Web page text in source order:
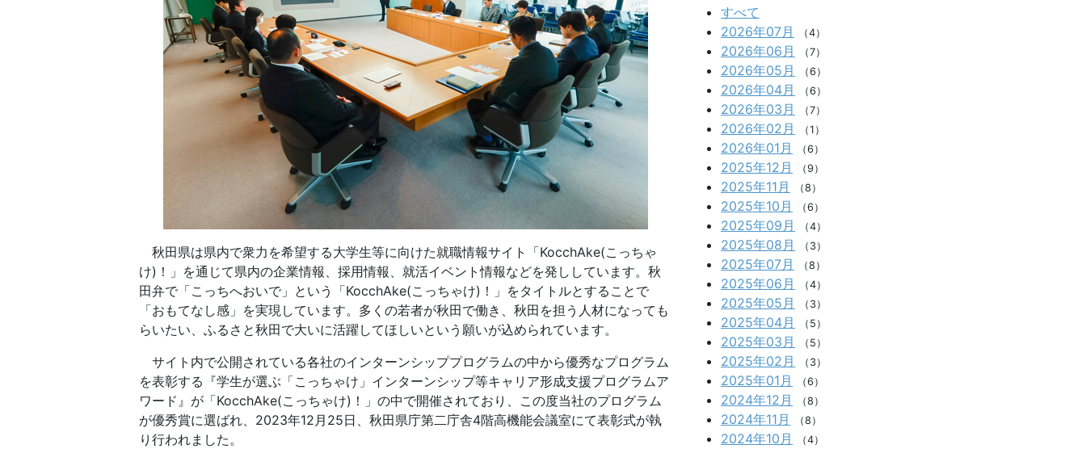
秋田県は県内で衆力を希望する大学生等に向けた就職情報サイト「KocchAke(こっちゃ
け)！」を通じて県内の企業情報、採用情報、就活イベント情報などを発ししています。秋
田弁で「こっちへおいで」という「KocchAke(こっちゃけ)！」をタイトルとすることで
「おもてなし感」を実現しています。多くの若者が秋田で働き、秋田を担う人材になっても
らいたい、ふるさと秋田で大いに活躍してほしいという願いが込められています。
サイト内で公開されている各社のインターンシッププログラムの中から優秀なプログラム
を表彰する『学生が選ぶ「こっちゃけ」インターンシップ等キャリア形成支援プログラムア
ワード』が「KocchAke(こっちゃけ)！」の中で開催されており、この度当社のプログラム
が優秀賞に選ばれ、2023年12月25日、秋田県庁第二庁舎4階高機能会議室にて表彰式が執
り行われました。
すべて
2026年07月
（4）
2026年06月 （7）
2026年05月 （6）
2026年04月 （6）
2026年03月 （7）
2026年02月 （1）
2026年01月 （6）
2025年12月 （9）
2025年11月 （8）
2025年10月 （6）
2025年09月 （4）
2025年08月 （3）
2025年07月 （8）
2025年06月 （4）
2025年05月 （3）
2025年04月 （5）
2025年03月 （5）
2025年02月 （3）
2025年01月 （6）
2024年12月 （8）
2024年11月 （8）
2024年10月 （4）